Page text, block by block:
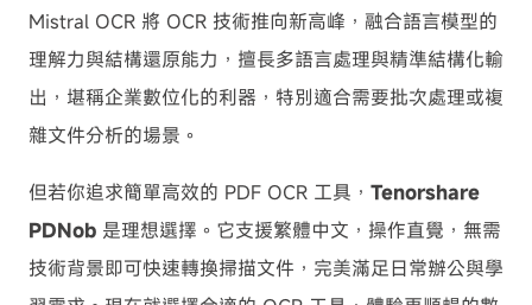
Mistral OCR 將 OCR 技術推向新高峰，融合語言模型的
理解力與結構還原能力，擅長多語言處理與精準結構化輸
出，堪稱企業數位化的利器，特別適合需要批次處理或複
雜文件分析的場景。
但若你追求簡單高效的 PDF OCR 工具， Tenorshare
PDNob 是理想選擇。它支援繁體中文，操作直覺，無需
技術背景即可快速轉換掃描文件，完美滿足日常辦公與學